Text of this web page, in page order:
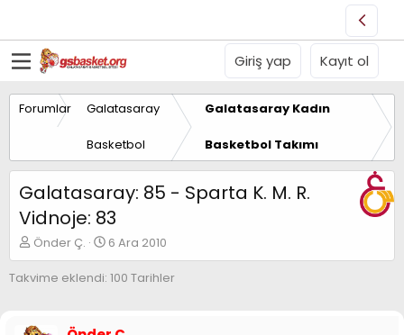
Giriş yap Kayıt ol
Forumlar Galatasaray
Basketbol
Galatasaray Kadın
Basketbol Takımı
Galatasaray: 85 - Sparta K. M. R.
Vidnoje: 83
K
o
n
u
Önder Ç.
B
a
ş
6 Ara 2010
Takvime eklendi: 100 Tarihler